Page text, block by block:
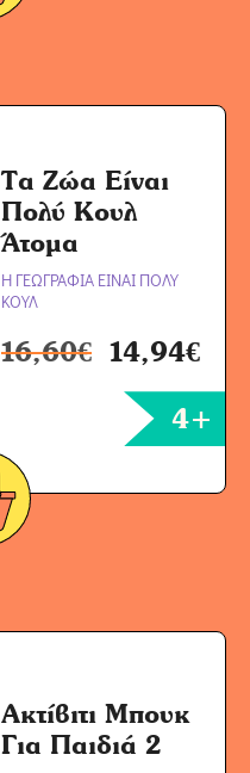
Τα Ζώα Είναι
Πολύ Κουλ
Άτομα
Η ΓΕΩΓΡΑΦΙΑ ΕΙΝΑΙ ΠΟΛΥ
ΚΟΥΛ
16,60€ 14,94€
4+
Ακτίβιτι Μπουκ
Για Παιδιά 2